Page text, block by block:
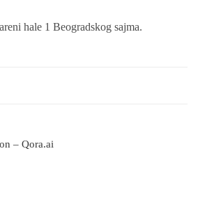
hale 1 Beogradskog sajma.
– Qora.ai